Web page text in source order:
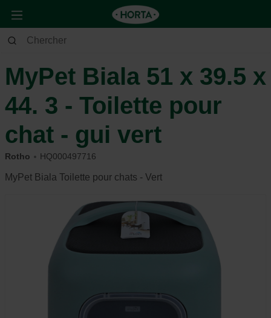
Animaux Chat
MyPet Biala 51 x 39.5 x
44. 3 - Toilette pour
chat - gui vert
Rotho HQ000497716
MyPet Biala Toilette pour chats - Vert